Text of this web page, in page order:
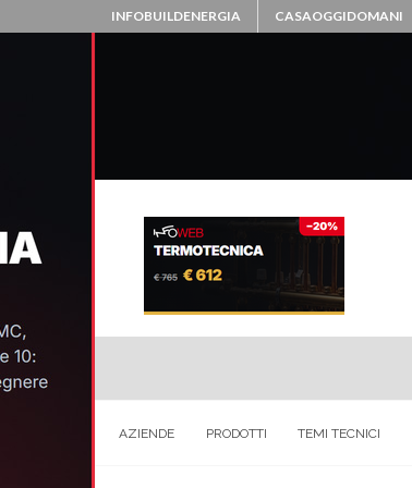
INFOBUILDENERGIA CASAOGGIDOMANI
AZIENDE PRODOTTI TEMI TECNICI